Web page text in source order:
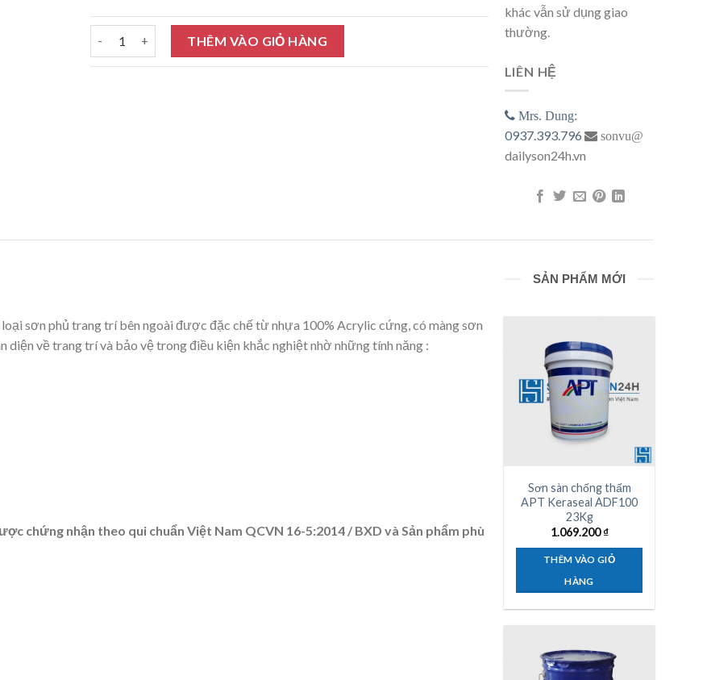
Sơn nước ngoại thất Tison Unilic Topcoat màu trắng 1L số lượng
THÊM VÀO GIỎ HÀNG
khác vẫn sử dụng giao
thường.
LIÊN HỆ
Mrs. Dung:
0937.393.796 sonvu@
dailyson24h.vn
sơn phủ trang trí bên ngoài được đặc chế từ nhựa 100% Acrylic cứng, có màng sơn
diện về trang trí và bảo vệ trong điều kiện khắc nghiệt nhờ những tính năng :
chứng nhận theo qui chuẩn Việt Nam QCVN 16-5:2014 / BXD và Sản phẩm phù
SẢN PHẨM MỚI
Sơn sàn chống thấm
APT Keraseal ADF100
23Kg
1.069.200₫
THÊM VÀO GIỎ
HÀNG